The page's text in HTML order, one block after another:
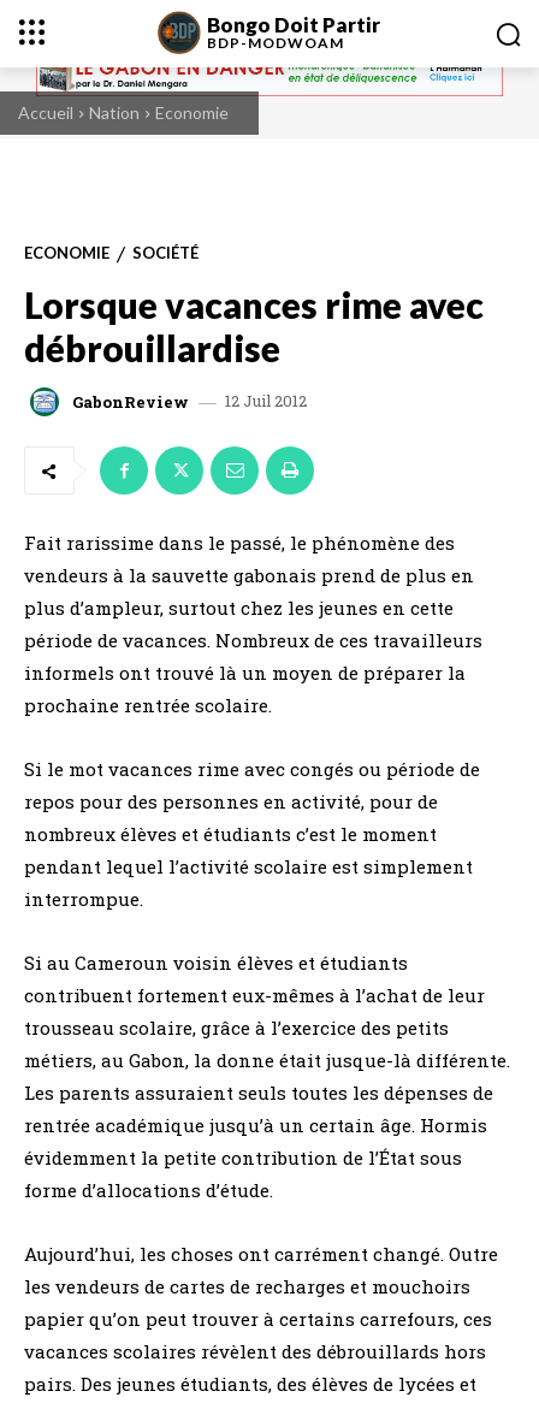
Bongo Doit Partir
BDP-MODWOAM
Accueil Nation Economie
ECONOMIE SOCIÉTÉ
Lorsque vacances rime avec
débrouillardise
GabonReview 12 Juil 2012
Fait rarissime dans le passé, le phénomène des
vendeurs à la sauvette gabonais prend de plus en
plus d’ampleur, surtout chez les jeunes en cette
période de vacances. Nombreux de ces travailleurs
informels ont trouvé là un moyen de préparer la
prochaine rentrée scolaire.
Si le mot vacances rime avec congés ou période de
repos pour des personnes en activité, pour de
nombreux élèves et étudiants c’est le moment
pendant lequel l’activité scolaire est simplement
interrompue.
Si au Cameroun voisin élèves et étudiants
contribuent fortement eux-mêmes à l’achat de leur
trousseau scolaire, grâce à l’exercice des petits
métiers, au Gabon, la donne était jusque-là différente.
Les parents assuraient seuls toutes les dépenses de
rentrée académique jusqu’à un certain âge. Hormis
évidemment la petite contribution de l’État sous
forme d’allocations d’étude.
Aujourd’hui, les choses ont carrément changé. Outre
les vendeurs de cartes de recharges et mouchoirs
papier qu’on peut trouver à certains carrefours, ces
vacances scolaires révèlent des débrouillards hors
pairs. Des jeunes étudiants, des élèves de lycées et